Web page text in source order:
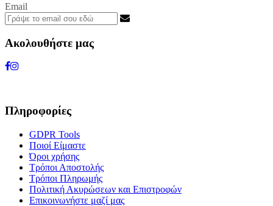
Email
Ακολουθήστε μας
Πληροφορίες
GDPR Tools
Ποιοί Είμαστε
Όροι χρήσης
Τρόποι Αποστολής
Τρόποι Πληρωμής
Πολιτική Ακυρώσεων και Επιστροφών
Επικοινωνήστε μαζί μας